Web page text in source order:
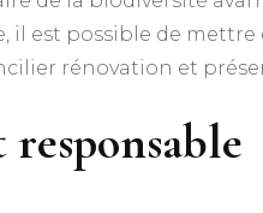
est possible de
rénovation et